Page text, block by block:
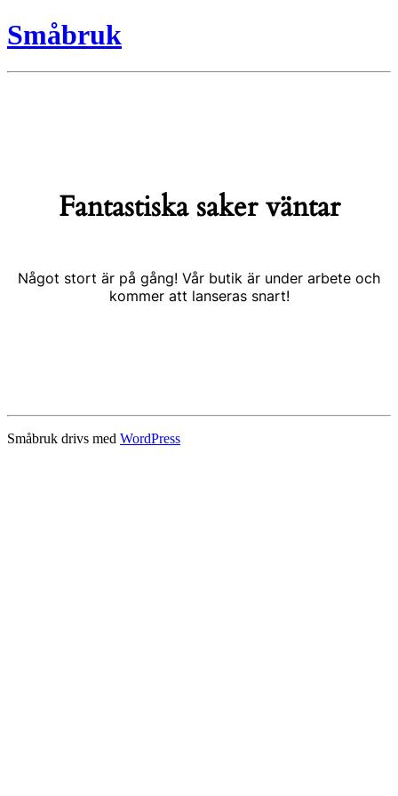
Småbruk
Fantastiska saker väntar
Något stort är på gång! Vår butik är under arbete och
kommer att lanseras snart!
Småbruk drivs med WordPress